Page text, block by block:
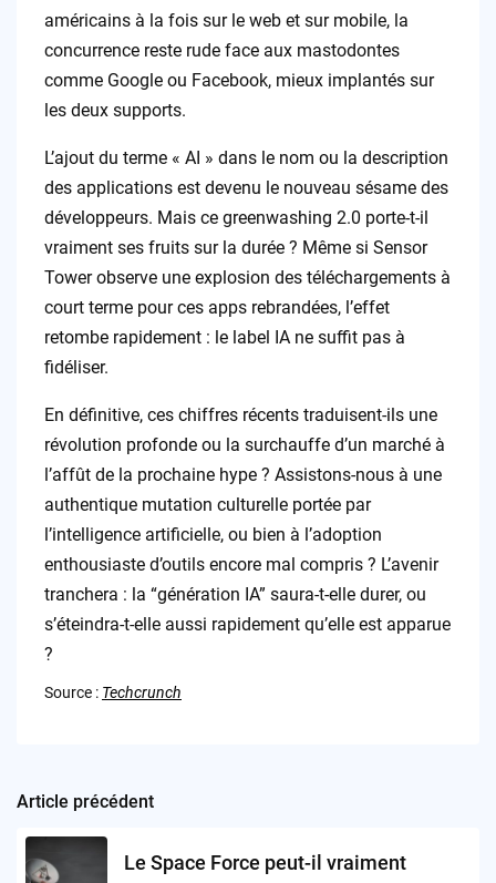
américains à la fois sur le web et sur mobile, la
concurrence reste rude face aux mastodontes
comme Google ou Facebook, mieux implantés sur
les deux supports.
L’ajout du terme « AI » dans le nom ou la description
des applications est devenu le nouveau sésame des
développeurs. Mais ce greenwashing 2.0 porte-t-il
vraiment ses fruits sur la durée ? Même si Sensor
Tower observe une explosion des téléchargements à
court terme pour ces apps rebrandées, l’effet
retombe rapidement : le label IA ne suffit pas à
fidéliser.
En définitive, ces chiffres récents traduisent-ils une
révolution profonde ou la surchauffe d’un marché à
l’affût de la prochaine hype ? Assistons-nous à une
authentique mutation culturelle portée par
l’intelligence artificielle, ou bien à l’adoption
enthousiaste d’outils encore mal compris ? L’avenir
tranchera : la “génération IA” saura-t-elle durer, ou
s’éteindra-t-elle aussi rapidement qu’elle est apparue
?
Source : Techcrunch
Post
navigation
Article précédent
Le Space Force peut-il vraiment